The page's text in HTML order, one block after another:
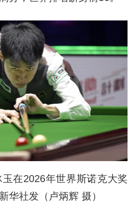
2026年世界斯诺克大奖
华社发（卢炳辉 摄）